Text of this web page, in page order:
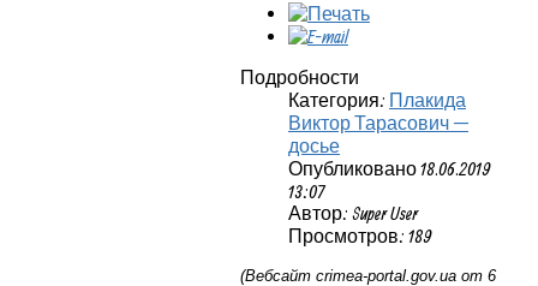
Подробности
Категория: Плакида
Виктор Тарасович —
досье
Опубликовано 18.06.2019
13:07
Автор: Super User
Просмотров: 189
(Вебсайт crimea-portal.gov.ua от 6